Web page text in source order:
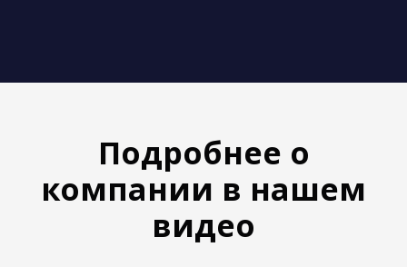
Подробнее о
компании в нашем
видео